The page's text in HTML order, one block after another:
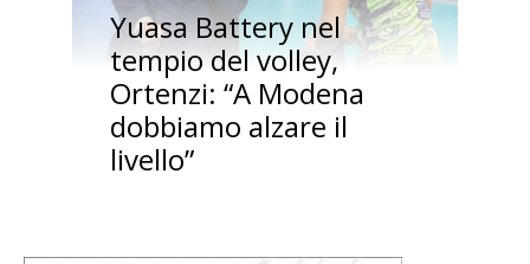
Yuasa Battery nel
tempio del volley,
Ortenzi: “A Modena
dobbiamo alzare il
livello”